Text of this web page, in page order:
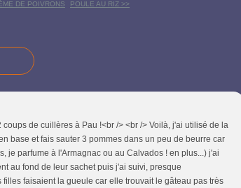
DE POIVRONS POULE AU RIZ >>
de cuillères à Pau !<br /> <br /> Voilà, j'ai utilisé de la
base et fais sauter 3 pommes dans un peu de beurre car
je parfume à l'Armagnac ou au Calvados ! en plus...) j'ai
au fond de leur sachet puis j'ai suivi, presque
faisaient la gueule car elle trouvait le gâteau pas très